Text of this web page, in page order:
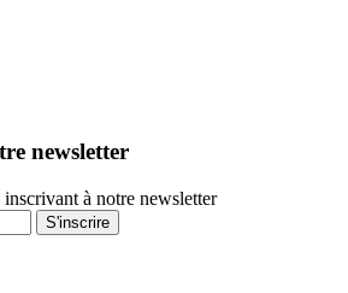
newsletter
à notre newsletter
S'inscrire